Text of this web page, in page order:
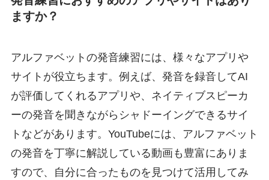
ますか？
アルファベットの発音練習には、様々なアプリや
サイトが役立ちます。例えば、発音を録音してAI
が評価してくれるアプリや、ネイティブスピーカ
ーの発音を聞きながらシャドーイングできるサイ
トなどがあります。YouTubeには、アルファベット
の発音を丁寧に解説している動画も豊富にありま
すので、自分に合ったものを見つけて活用してみ